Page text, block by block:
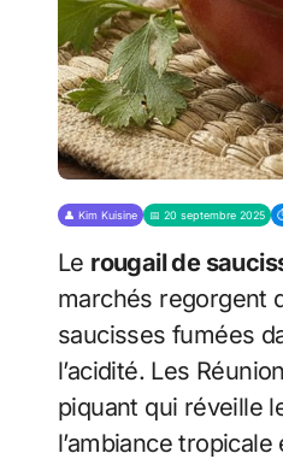
👤 Kim Kuisine 📅 20 septembre 2025
Le rougail de
marchés regorgent
saucisses fumées
l’acidité. Les
piquant qui réveille
l’ambiance